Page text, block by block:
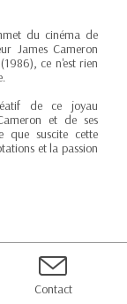
du cinéma de
James Cameron
ce n'est rien
de ce joyau
et de ses
que suscite cette
et la passion
Contact